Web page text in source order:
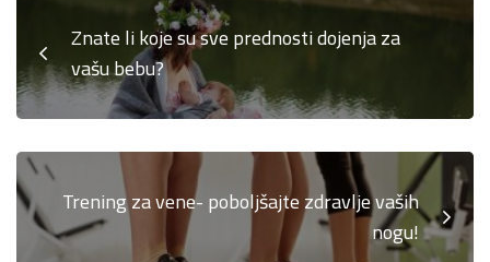
Znate li koje su sve prednosti dojenja za
vašu bebu?
Trening za vene- poboljšajte zdravlje vaših
nogu!